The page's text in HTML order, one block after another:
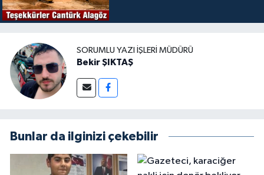
SORUMLU YAZI İŞLERI MÜDÜRÜ
Bekir ŞIKTAŞ
Bunlar da ilginizi çekebilir